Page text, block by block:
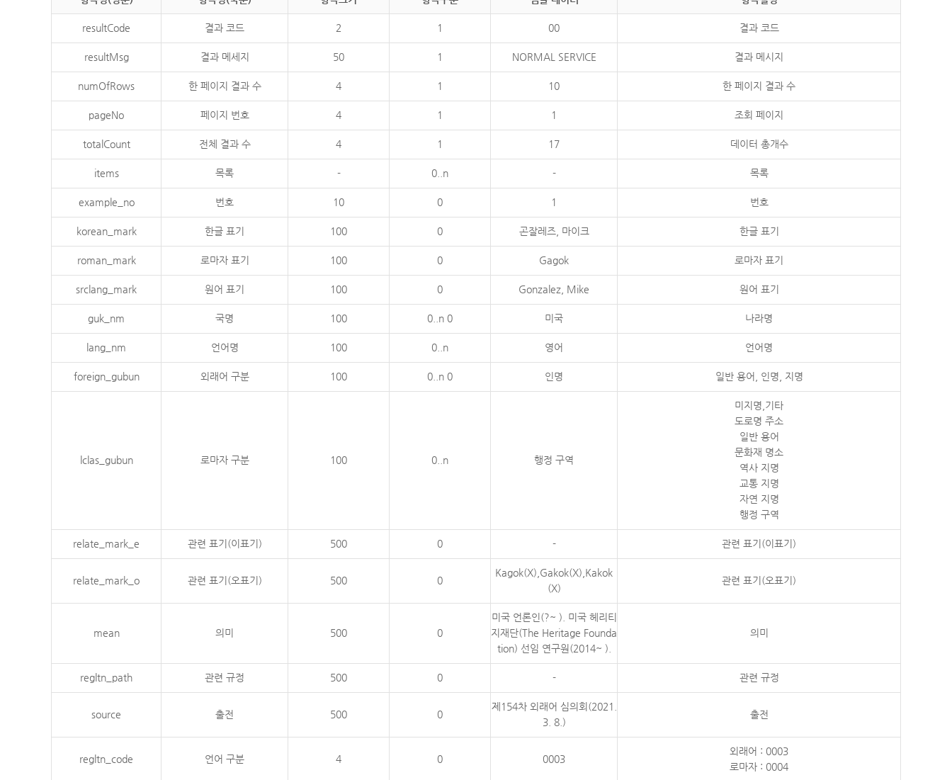
resultCode 결과 코드 2 1 00 결과 코드
resultMsg 결과 메세지 50 1 NORMAL SERVICE 결과 메시지
numOfRows 한 페이지 결과 수 4 1 10 한 페이지 결과 수
pageNo 페이지 번호 4 1 1 조회 페이지
totalCount 전체 결과 수 4 1 17 데이터 총개수
items 목록 - 0..n - 목록
example_no 번호 10 0 1 번호
korean_mark 한글 표기 100 0 곤잘레즈, 마이크 한글 표기
roman_mark 로마자 표기 100 0 Gagok 로마자 표기
srclang_mark 원어 표기 100 0 Gonzalez, Mike 원어 표기
guk_nm 국명 100 0..n 0 미국 나라명
lang_nm 언어명 100 0..n 영어 언어명
foreign_gubun 외래어 구분 100 0..n 0 인명 일반 용어, 인명, 지명
lclas_gubun 로마자 구분 100 0..n 행정 구역
미지명,기타
도로명 주소
일반 용어
문화재 명소
역사 지명
교통 지명
자연 지명
행정 구역
relate_mark_e 관련 표기(이표기) 500 0 - 관련 표기(이표기)
relate_mark_o 관련 표기(오표기) 500 0
Kagok(X),Gakok(X),Kakok
(X)
관련 표기(오표기)
mean 의미 500 0
미국 언론인(?~ ). 미국 헤리티
지재단(The Heritage Founda
tion) 선임 연구원(2014~ ).
의미
regltn_path 관련 규정 500 0 - 관련 규정
source 출전 500 0
제154차 외래어 심의회(2021.
3. 8.)
출전
regltn_code 언어 구분 4 0 0003
외래어 : 0003
로마자 : 0004